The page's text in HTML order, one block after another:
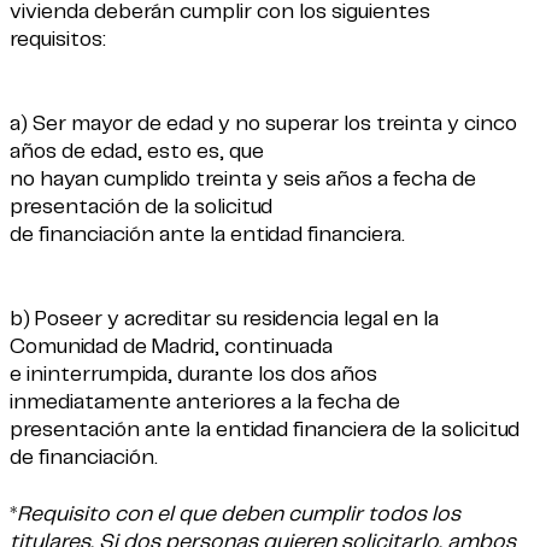
vivienda deberán cumplir con los siguientes
requisitos:
a) Ser mayor de edad y no superar los treinta y cinco
años de edad, esto es, que
no hayan cumplido treinta y seis años a fecha de
presentación de la solicitud
de financiación ante la entidad financiera.
b) Poseer y acreditar su residencia legal en la
Comunidad de Madrid, continuada
e ininterrumpida, durante los dos años
inmediatamente anteriores a la fecha de
presentación ante la entidad financiera de la solicitud
de financiación.
*Requisito con el que deben cumplir todos los
titulares. Si dos personas quieren solicitarlo, ambos